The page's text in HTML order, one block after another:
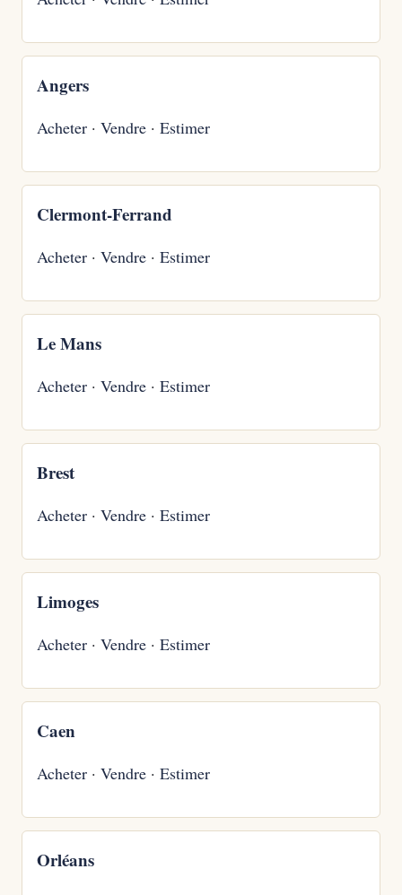
Angers
Acheter · Vendre · Estimer
Clermont-Ferrand
Acheter · Vendre · Estimer
Le Mans
Acheter · Vendre · Estimer
Brest
Acheter · Vendre · Estimer
Limoges
Acheter · Vendre · Estimer
Caen
Acheter · Vendre · Estimer
Orléans